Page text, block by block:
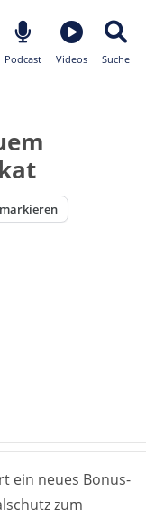
Podcast Videos Suche
ein neues Bonus-
zum